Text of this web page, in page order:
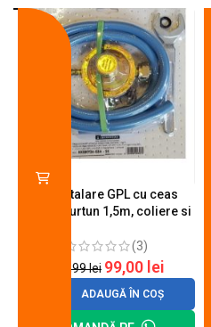
Kit instalare GPL cu ceas
butelie, furtun 1,5m, coliere si
(3)
120,99lei 99,00 lei
ADAUGĂ ÎN COȘ